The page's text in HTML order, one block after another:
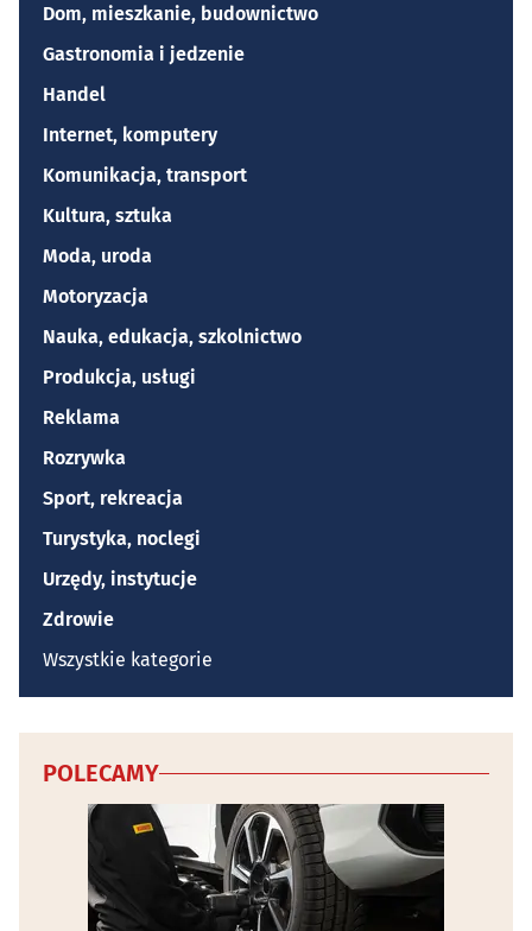
Dom, mieszkanie, budownictwo
Gastronomia i jedzenie
Handel
Internet, komputery
Komunikacja, transport
Kultura, sztuka
Moda, uroda
Motoryzacja
Nauka, edukacja, szkolnictwo
Produkcja, usługi
Reklama
Rozrywka
Sport, rekreacja
Turystyka, noclegi
Urzędy, instytucje
Zdrowie
Wszystkie kategorie
POLECAMY